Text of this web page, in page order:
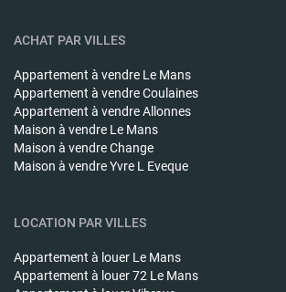
ACHAT PAR VILLES
Appartement à vendre Le Mans
Appartement à vendreCoulaines
Appartement à vendreAllonnes
Maison à vendre Le Mans
Maison à vendreChange
Maison à vendreYvre L Eveque
LOCATION PAR VILLES
Appartement à louer Le Mans
Appartement à louer72 Le Mans